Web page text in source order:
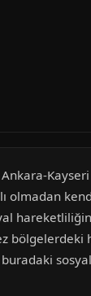
olmadan
bölgelerdeki